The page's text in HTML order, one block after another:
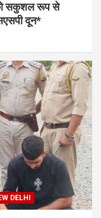
सकुशल रूप से
दून*
DELHI